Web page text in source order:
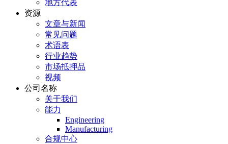
地方代表
资源
文章与新闻
常见问题
术语表
行业趋势
市场抵押品
视频
公司名称
关于我们
能力
Engineering
Manufacturing
合规中心